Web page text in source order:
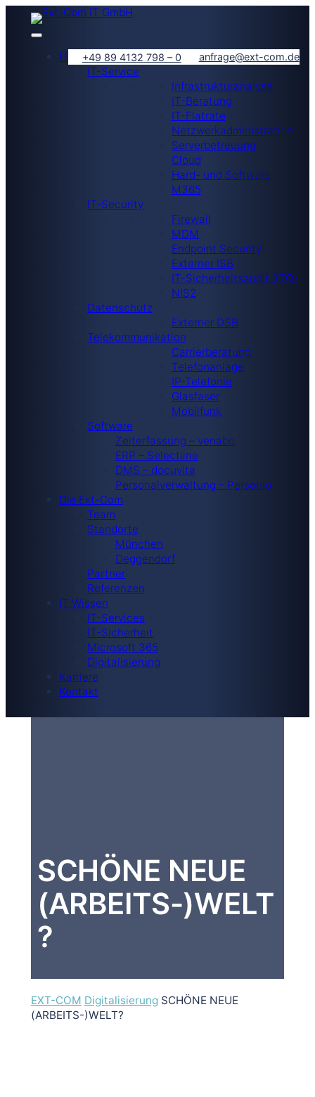
+49 89 4132 798 – 0 anfrage@ext-com.de
IT-Lösungen
IT-Service
Infrastrukturanalyse
IT-Beratung
IT-Flatrate
Netzwerkadministration
Serverbetreuung
Cloud
Hard- und Software
M365
IT-Security
Firewall
MDM
Endpoint Security
Externer ISB
IT-Sicherheitsaudit (ITQ)
NIS2
Datenschutz
Externer DSB
Telekommunikation
Carrierberatung
Telefonanlage
IP-Telefonie
Glasfaser
Mobilfunk
Software
Zeiterfassung – venabo
ERP – Selectline
DMS – docuvita
Personalverwaltung – Personio
Die Ext-Com
Team
Standorte
München
Deggendorf
Partner
Referenzen
IT Wissen
IT-Services
IT-Sicherheit
Microsoft 365
Digitalisierung
Karriere
Kontakt
SCHÖNE NEUE
(ARBEITS-)WELT
?
EXT-COM Digitalisierung SCHÖNE NEUE
(ARBEITS-)WELT?